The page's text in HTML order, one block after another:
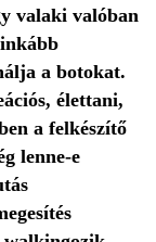
valaki valóban
a botokat.
élettani,
a felkészítő
lenne-e